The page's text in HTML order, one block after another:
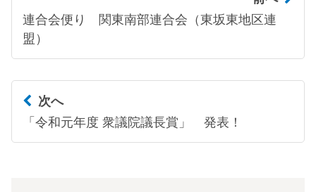
連合会便り 関東南部連合会（東坂東地区連
盟）
次へ
「令和元年度 衆議院議長賞」 発表！